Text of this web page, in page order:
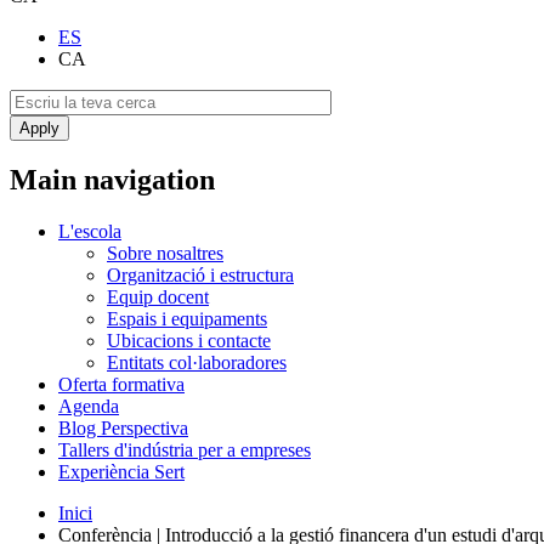
ES
CA
Main navigation
L'escola
Sobre nosaltres
Organització i estructura
Equip docent
Espais i equipaments
Ubicacions i contacte
Entitats col·laboradores
Oferta formativa
Agenda
Blog Perspectiva
Tallers d'indústria per a empreses
Experiència Sert
Inici
Conferència | Introducció a la gestió financera d'un estudi